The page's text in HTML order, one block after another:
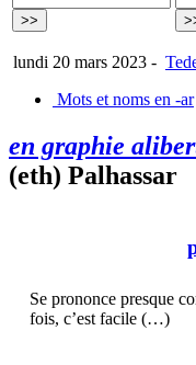
lundi 20 mars 2023 -
Mots et noms en -ar
en graphie
(eth) Palhassar
Se prononce presque
fois, c’est facile (…)